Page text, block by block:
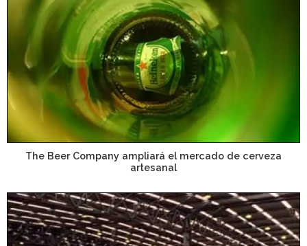
The Beer Company ampliará el mercado de cerveza
artesanal